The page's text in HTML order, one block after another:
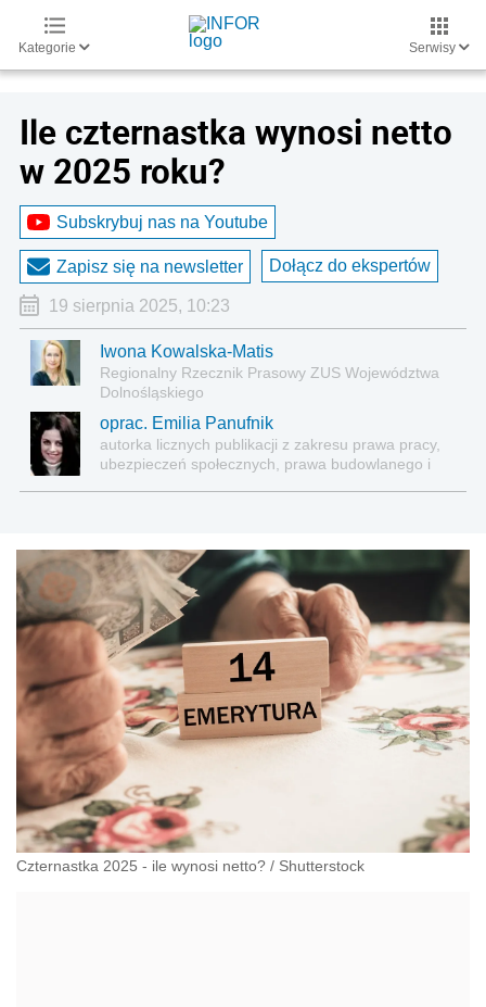
Kategorie Serwisy
Ile czternastka wynosi netto
w 2025 roku?
Subskrybuj nas na Youtube
Zapisz się na newsletter Dołącz do ekspertów
19 sierpnia 2025, 10:23
Iwona Kowalska-Matis
Regionalny Rzecznik Prasowy ZUS Województwa
Dolnośląskiego
oprac. Emilia Panufnik
autorka licznych publikacji z zakresu prawa pracy,
ubezpieczeń społecznych, prawa budowlanego i
Czternastka 2025 - ile wynosi netto? / Shutterstock